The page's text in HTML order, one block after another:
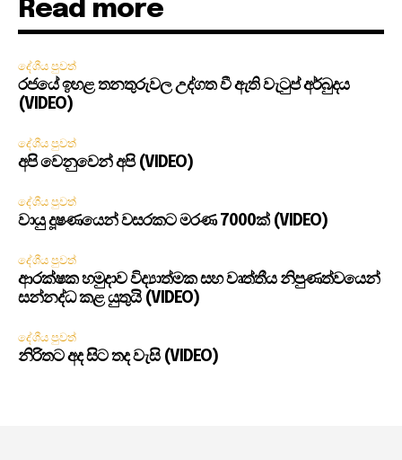
Read more
දේශීය පුවත්
රජයේ ඉහළ තනතුරුවල උද්ගත වී ඇති වැටුප් අර්බුදය
(VIDEO)
දේශීය පුවත්
අපි වෙනුවෙන් අපි (VIDEO)
දේශීය පුවත්
වායු දූෂණයෙන් වසරකට මරණ 7000ක් (VIDEO)
දේශීය පුවත්
ආරක්ෂක හමුදාව විද්‍යාත්මක සහ වෘත්තීය නිපුණත්වයෙන්
සන්නද්ධ කළ යුතුයි (VIDEO)
දේශීය පුවත්
නිරිතට අද සිට තද වැසි (VIDEO)